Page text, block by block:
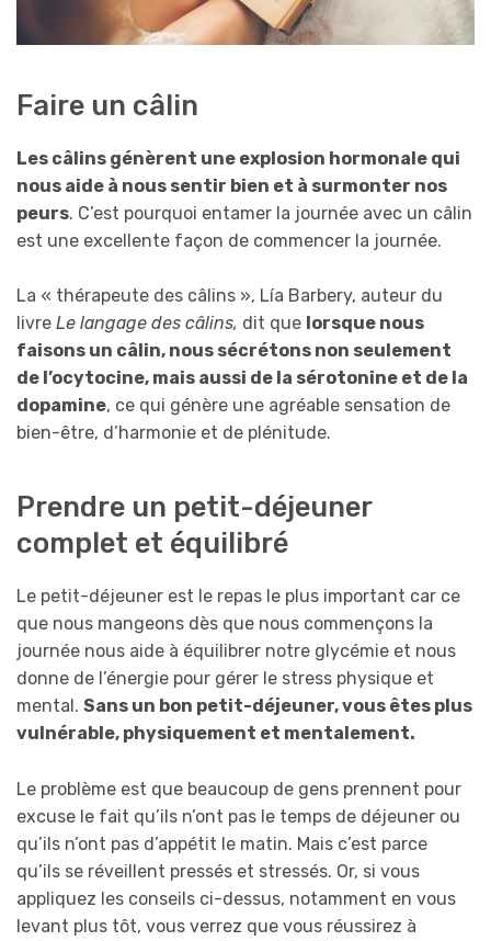
Faire un câlin
Les câlins génèrent une explosion hormonale qui
nous aide à nous sentir bien et à surmonter nos
peurs. C’est pourquoi entamer la journée avec un câlin
est une excellente façon de commencer la journée.
La « thérapeute des câlins », Lía Barbery, auteur du
livre Le langage des câlins, dit que lorsque nous
faisons un câlin, nous sécrétons non seulement
de l’ocytocine, mais aussi de la sérotonine et de la
dopamine, ce qui génère une agréable sensation de
bien-être, d’harmonie et de plénitude.
Prendre un petit-déjeuner
complet et équilibré
Le petit-déjeuner est le repas le plus important car ce
que nous mangeons dès que nous commençons la
journée nous aide à équilibrer notre glycémie et nous
donne de l’énergie pour gérer le stress physique et
mental. Sans un bon petit-déjeuner, vous êtes plus
vulnérable, physiquement et mentalement.
Le problème est que beaucoup de gens prennent pour
excuse le fait qu’ils n’ont pas le temps de déjeuner ou
qu’ils n’ont pas d’appétit le matin. Mais c’est parce
qu’ils se réveillent pressés et stressés. Or, si vous
appliquez les conseils ci-dessus, notamment en vous
levant plus tôt, vous verrez que vous réussirez à